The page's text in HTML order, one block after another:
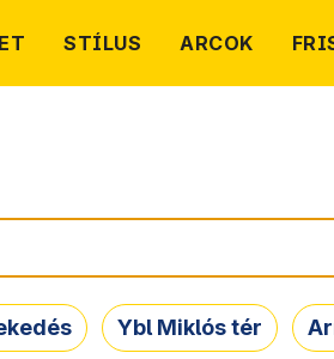
STÍLUS ARCOK
Ybl Miklós tér